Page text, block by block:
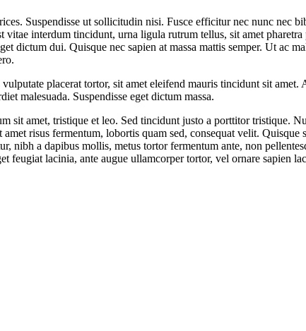
Suspendisse ut sollicitudin nisi. Fusce efficitur nec nunc nec
interdum tincidunt, urna ligula rutrum tellus, sit amet
dictum dui. Quisque nec sapien at massa mattis semper. Ut ac
placerat tortor, sit amet eleifend mauris tincidunt sit
malesuada. Suspendisse eget dictum massa.
sit amet, tristique et leo. Sed tincidunt justo a porttitor tristique.
risus fermentum, lobortis quam sed, consequat velit. Quisque
nibh a dapibus mollis, metus tortor fermentum ante, non
lacinia, ante augue ullamcorper tortor, vel ornare sapien